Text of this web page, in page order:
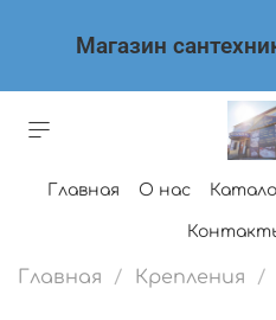
Магазин
Главная О нас
Главная Крепления